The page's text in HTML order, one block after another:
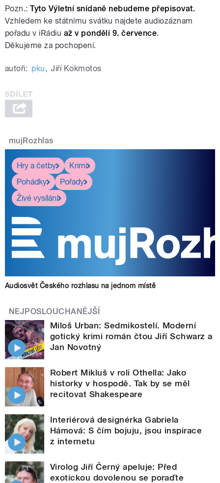
Pozn.:Tyto Výletní snídaně nebudeme přepisovat.
Vzhledem ke státnímu svátku najdete audiozáznam
pořadu v iRádiu až v pondělí 9. července.
Děkujeme za pochopení.
autoři: pku, Jiří Kokmotos
mujRozhlas
Hry a četby
Krimi
Pohádky
Pořady
Živé vysílání
Audiosvět Českého rozhlasu na jednom místě
NEJPOSLOUCHANĚJŠÍ
Miloš Urban: Sedmikostelí. Moderní
gotický krimi román čtou Jiří Schwarz a
Jan Novotný
Robert Mikluš v roli Othella: Jako
historky v hospodě. Tak by se měl
recitovat Shakespeare
Interiérová designérka Gabriela
Hámová: S čím bojuju, jsou inspirace
z internetu
Virolog Jiří Černý apeluje: Před
exotickou dovolenou se poraďte